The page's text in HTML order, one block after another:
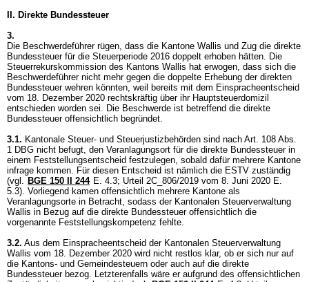
II. Direkte Bundessteuer
3.
Die Beschwerdeführer rügen, dass die Kantone Wallis und Zug die direkte
Bundessteuer für die Steuerperiode 2016 doppelt erhoben hätten. Die
Steuerrekurskommission des Kantons Wallis hat erwogen, dass sich die
Beschwerdeführer nicht mehr gegen die doppelte Erhebung der direkten
Bundessteuer wehren könnten, weil bereits mit dem Einspracheentscheid
vom 18. Dezember 2020 rechtskräftig über ihr Hauptsteuerdomizil
entschieden worden sei. Die Beschwerde ist betreffend die direkte
Bundessteuer offensichtlich begründet.
3.1. Kantonale Steuer- und Steuerjustizbehörden sind nach Art. 108 Abs.
1 DBG nicht befugt, den Veranlagungsort für die direkte Bundessteuer in
einem Feststellungsentscheid festzulegen, sobald dafür mehrere Kantone
infrage kommen. Für diesen Entscheid ist nämlich die ESTV zuständig
(vgl. BGE 150 II 244 E. 4.3; Urteil 2C_806/2019 vom 8. Juni 2020 E.
5.3). Vorliegend kamen offensichtlich mehrere Kantone als
Veranlagungsorte in Betracht, sodass der Kantonalen Steuerverwaltung
Wallis in Bezug auf die direkte Bundessteuer offensichtlich die
vorgenannte Feststellungskompetenz fehlte.
3.2. Aus dem Einspracheentscheid der Kantonalen Steuerverwaltung
Wallis vom 18. Dezember 2020 wird nicht restlos klar, ob er sich nur auf
die Kantons- und Gemeindesteuern oder auch auf die direkte
Bundessteuer bezog. Letzterenfalls wäre er aufgrund des offensichtlichen